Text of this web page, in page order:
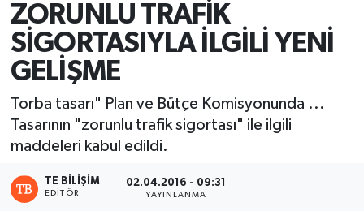
ZORUNLU TRAFİK
SİGORTASIYLA İLGİLİ YENİ
GELİŞME
Torba tasarı" Plan ve Bütçe Komisyonunda ...
Tasarının "zorunlu trafik sigortası" ile ilgili
maddeleri kabul edildi.
TE BILIŞIM
EDITÖR
02.04.2016 - 09:31
YAYINLANMA